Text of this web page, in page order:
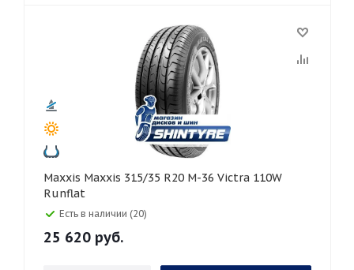
Maxxis Maxxis 315/35 R20 M-36 Victra 110W
Runflat
Есть в наличии (20)
25 620 руб.